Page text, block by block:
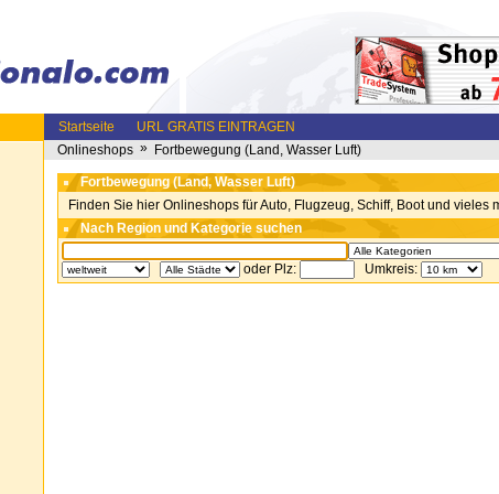
Startseite
URL GRATIS EINTRAGEN
Onlineshops » Fortbewegung (Land, Wasser Luft)
Fortbewegung (Land, Wasser Luft)
Finden Sie hier Onlineshops für Auto, Flugzeug, Schiff, Boot und vieles
Nach Region und Kategorie suchen
oder Plz: Umkreis: